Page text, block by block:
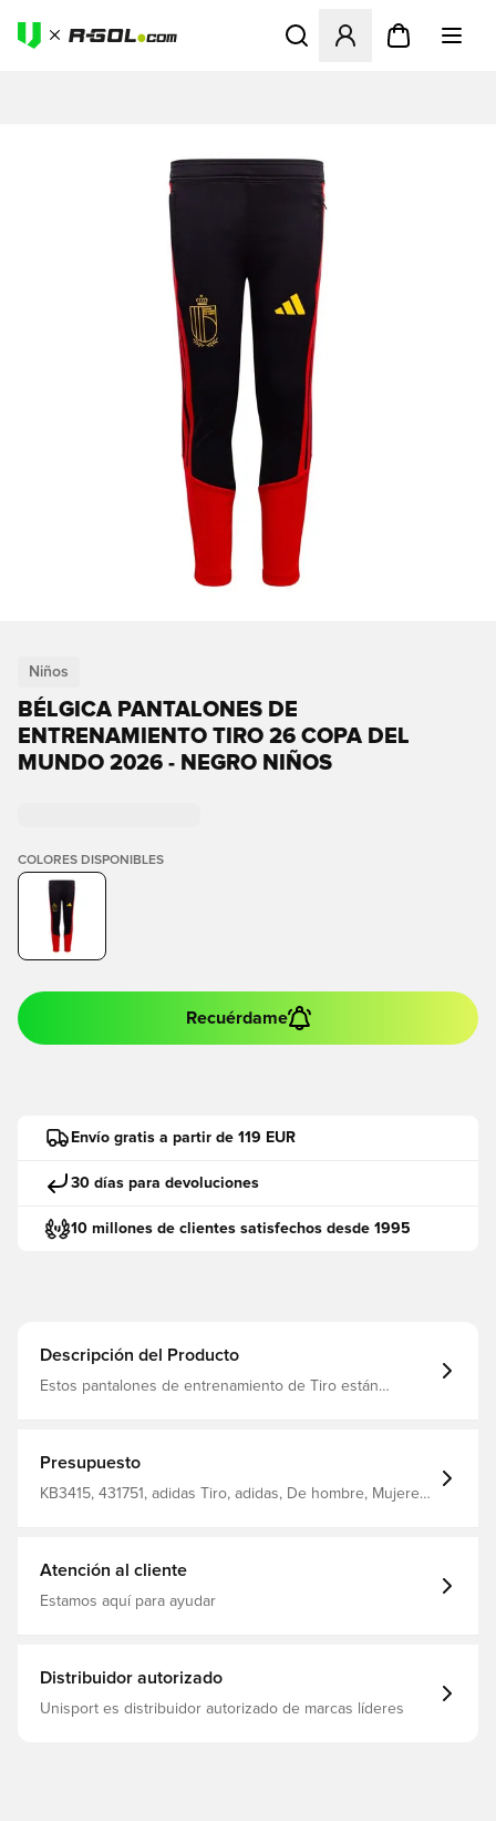
Abre un modal para iniciar
Niños
BÉLGICA PANTALONES DE
ENTRENAMIENTO TIRO 26 COPA DEL
MUNDO 2026 - NEGRO NIÑOS
COLORES DISPONIBLES
Recuérdame
Envío gratis a partir de 119 EUR
30 días para devoluciones
10 millones de clientes satisfechos desde 1995
Descripción del Producto
Estos pantalones de entrenamiento de Tiro están
añade un toque de estilo La tecnología Formotion de
adidas está integrada para fomentar, no restringir, su
movimiento y que pueda centrarse en su juego Corte
Presupuesto
KB3415, 431751, adidas Tiro, adidas, De hombre, Mujeres,
Atención al cliente
Estamos aquí para ayudar
Distribuidor autorizado
Unisport es distribuidor autorizado de marcas líderes